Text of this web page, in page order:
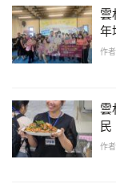
雲
年
作者
雲
民
作者